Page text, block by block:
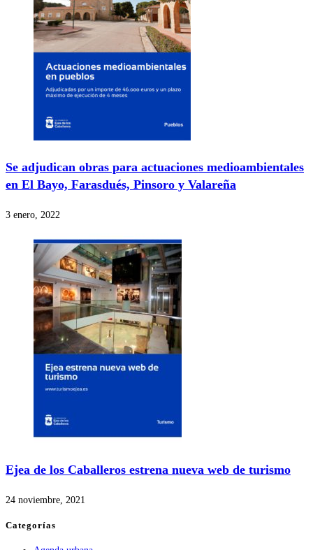
Se adjudican obras para actuaciones medioambientales
en El Bayo, Farasdués, Pinsoro y Valareña
3 enero, 2022
Ejea de los Caballeros estrena nueva web de turismo
24 noviembre, 2021
Categorías